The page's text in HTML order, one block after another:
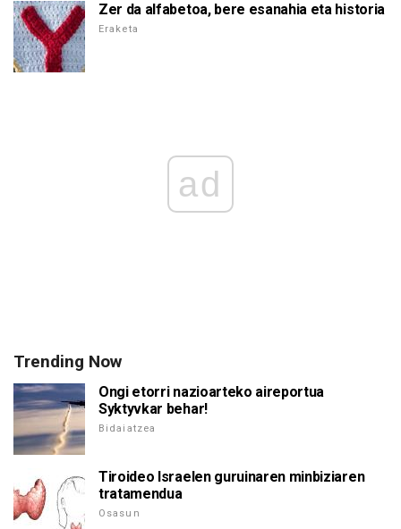
Zer da alfabetoa, bere esanahia eta historia
Eraketa
ad
Trending Now
Ongi etorri nazioarteko aireportua
Syktyvkar behar!
Bidaiatzea
Tiroideo Israelen guruinaren minbiziaren
tratamendua
Osasun